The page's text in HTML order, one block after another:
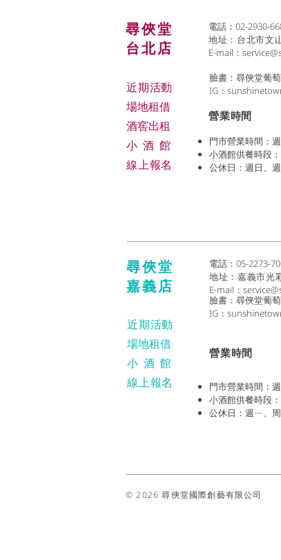
尋俠堂
台北店
近期活動
場地租借
​酒窖出租
小酒 館
線上報名
電話：02-2930-
地址：台北市文
E-mail：
臉書：尋俠堂葡
IG：
​營業時間
門市營業時間：
小酒館供餐時段
公休日：週日、
尋俠堂
嘉義店
電話：05-2273-
地址： 嘉義市光
E-mail：
近期活動
場地租借
小酒 館
線上報名
​營業時間
門市營業時間：
小酒館供餐時段
公休日：週ㄧ、
臉書：尋俠堂葡
IG：
© 2026 尋俠堂國際創藝有限公司